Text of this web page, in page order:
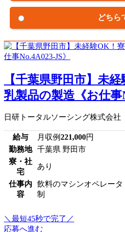
どちら
【千葉県野田市】未
乳製品の製造《お仕事
日研トータルソーシング株式会社
給与 月収例221,000円
勤務地
千葉県 野田市
寮・社
宅
あり
仕事内
容
飲料のマシンオペレー
制
＼最短45秒で完了／
応募へ進む